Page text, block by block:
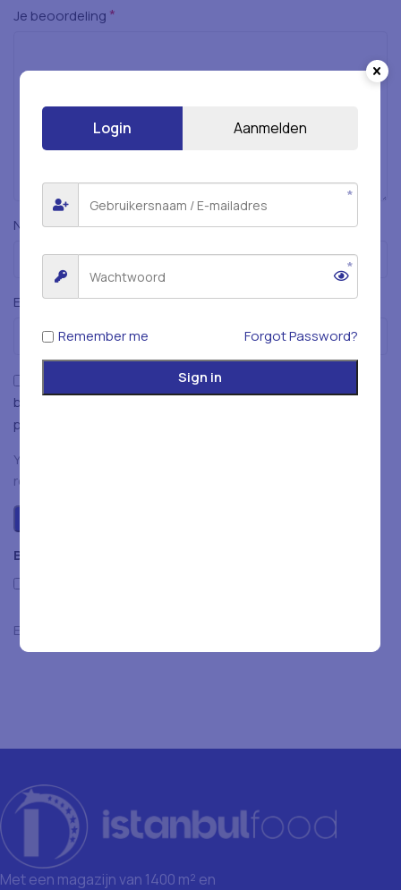
Beoordelingen
Er zijn nog geen beoordelingen.
Je beoordeling *
Naam*
E-mail*
Mijn naam, e-mailadres en website opslaan in deze
browser voor de volgende keer wanneer ik een reactie
plaats.
You have to be logged in to be able to add photos to your
review.
Met een magazijn van 1400 m² en
Login Aanmelden
Remember me Forgot Password?
Sign in